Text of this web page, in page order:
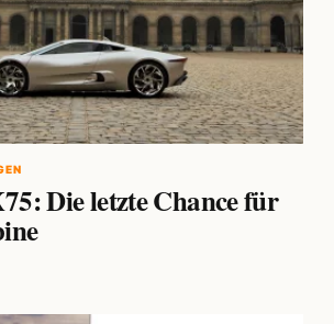
Die letzte Chance für